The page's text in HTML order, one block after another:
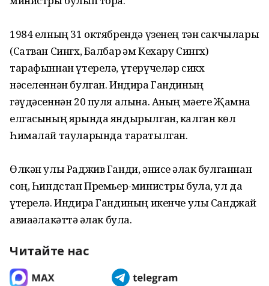
1984 елның 31 октябрендә үзенең тән сакчылары
(Сатван Сингх, Балбар һәм Кехару Сингх)
тарафыннан үтерелә, үтерү­челәр сикх
нәселеннән булган. Индира Гандиның
гәүдәсеннән 20 пуля алына. Аның мәете Җамна
елгасының ярында яндырылган, калган көл
Һималай тауларында таратылган.
Өлкән улы Раджив Ганди, әнисе һәлак булганнан
соң, Һиндстан Премьер-министры була, ул да
үтерелә. Индира Гандиның икенче улы Санджай
авиаһәлакәттә һәлак була.
Читайте нас